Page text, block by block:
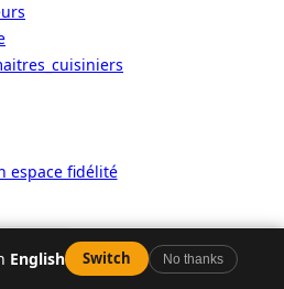
Y aller Horaires Plus
espace fidélité
Google
English Switch No thanks